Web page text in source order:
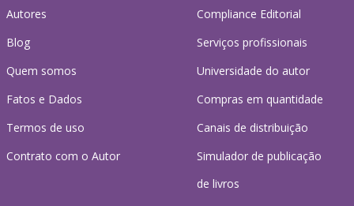
Autores
Blog
Quem somos
Fatos e Dados
Termos de uso
Contrato com o Autor
Compliance Editorial
Serviços profissionais
Universidade do autor
Compras em quantidade
Canais de distribuição
Simulador de publicação
de livros